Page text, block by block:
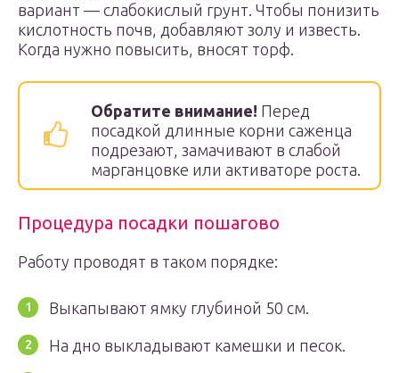
вариант — слабокислый грунт. Чтобы понизить
кислотность почв, добавляют золу и известь.
Когда нужно повысить, вносят торф.
Обратите внимание! Перед
посадкой длинные корни саженца
подрезают, замачивают в слабой
марганцовке или активаторе роста.
Процедура посадки пошагово
Работу проводят в таком порядке:
Выкапывают ямку глубиной 50 см.
На дно выкладывают камешки и песок.